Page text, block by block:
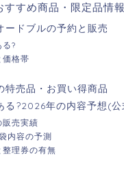
すすめ商品・限定品情
ードブルの予約と販売
?
価格帯
特売品・お買い得商品
る?2026年の内容予想(
販売実績
内容の予測
理券の有無